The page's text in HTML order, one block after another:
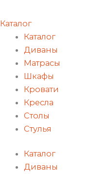
Каталог
Каталог
Диваны
Матрасы
Шкафы
Кровати
Кресла
Столы
Стулья
Каталог
Диваны